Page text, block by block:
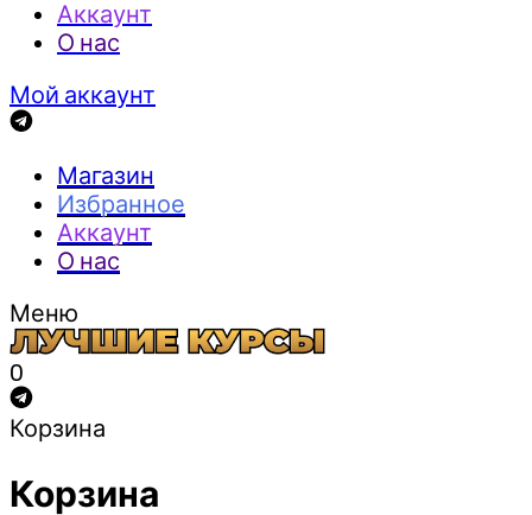
Аккаунт
О нас
Мой аккаунт
Магазин
Избранное
Аккаунт
О нас
Меню
0
Корзина
Корзина